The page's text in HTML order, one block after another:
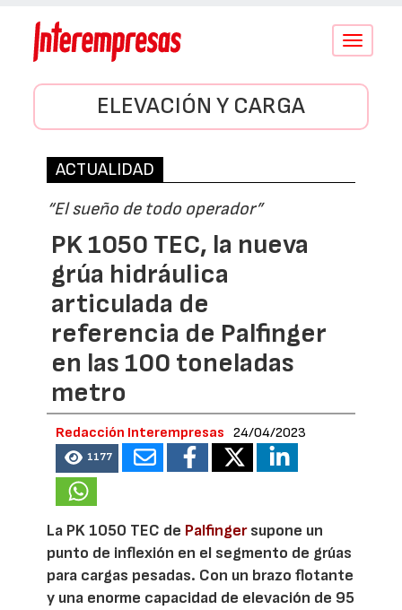
Conmutar
ELEVACIÓN Y CARGA
ACTUALIDAD
“El sueño de todo operador”
PK 1050 TEC, la nueva
grúa hidráulica
articulada de
referencia de Palfinger
en las 100 toneladas
metro
Redacción Interempresas 24/04/2023
1177
La PK 1050 TEC de Palfingersupone un
punto de inflexión en el segmento de grúas
para cargas pesadas. Con un brazo flotante
y una enorme capacidad de elevación de 95